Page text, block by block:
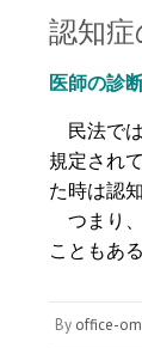
認知
医師の診
民法では
規定され
た時は認
つまり、
こともあ
By office-